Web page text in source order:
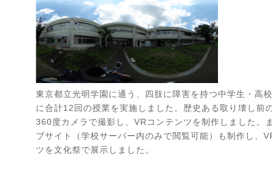
東京都立光明学園に通う、四肢に障害を持つ中学生・高
に合計12回の授業を実施しました。歴史ある取り壊し前
360度カメラで撮影し、VRコンテンツを制作しました。
ブサイト（学校サーバー内のみで閲覧可能）も制作し、
ツを文化祭で展示しました。